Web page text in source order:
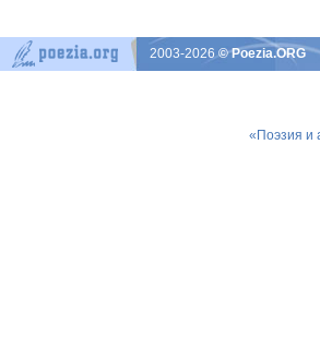
2003-2026© Poezia.ORG
«Поэзия и